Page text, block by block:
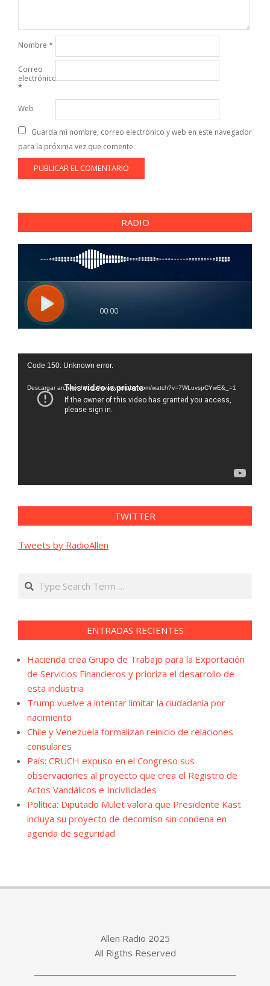
Nombre *
Correo
electrónico
*
Web
Guarda mi nombre, correo electrónico y web en este navegador
para la próxima vez que comente.
RADIO
Reproductor
vídeo
Code 150: Unknown error.
Descargar archivo: https://www.youtube.com/watch?v=7WLuvspCYwE&_=1
TWITTER
Tweets by RadioAllen
Search
ENTRADAS RECIENTES
Hacienda crea Grupo de Trabajo para la Exportación
de Servicios Financieros y prioriza el desarrollo de
esta industria
Trump vuelve a intentar limitar la ciudadanía por
nacimiento
Chile y Venezuela formalizan reinicio de relaciones
consulares
País: CRUCH expuso en el Congreso sus
observaciones al proyecto que crea el Registro de
Actos Vandálicos e Incivilidades
Política: Diputado Mulet valora que Presidente Kast
incluya su proyecto de decomiso sin condena en
agenda de seguridad
Allen Radio 2025
All Rigths Reserved